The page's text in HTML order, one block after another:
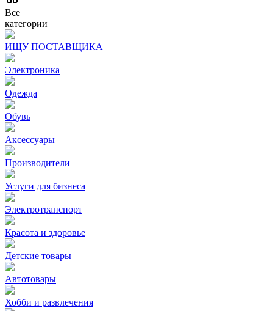
Все
категории
ИЩУ ПОСТАВЩИКА
Электроника
Одежда
Обувь
Аксессуары
Производители
Услуги для бизнеса
Электротранспорт
Красота и здоровье
Детские товары
Автотовары
Хобби и развлечения